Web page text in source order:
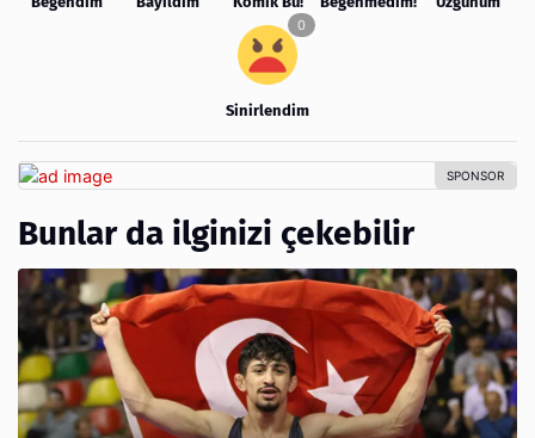
Sinirlendim
Bunlar da ilginizi çekebilir